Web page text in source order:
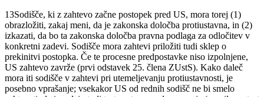
13Sodišče, ki z zahtevo začne postopek pred US, mora torej (1)
obrazložiti, zakaj meni, da je zakonska določba protiustavna, in (2)
izkazati, da bo ta zakonska določba pravna podlaga za odločitev v
konkretni zadevi. Sodišče mora zahtevi priložiti tudi sklep o
prekinitvi postopka. Če te procesne predpostavke niso izpolnjene,
US zahtevo zavrže (prvi odstavek 25. člena ZUstS). Kako daleč
mora iti sodišče v zahtevi pri utemeljevanju protiustavnosti, je
posebno vprašanje; vsekakor US od rednih sodišč ne bi smelo